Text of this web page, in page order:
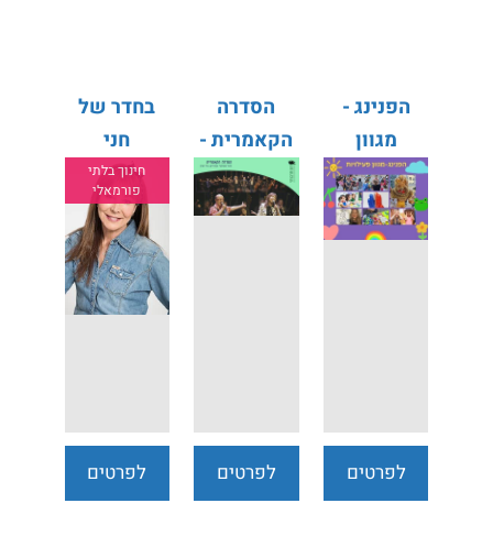
הפנינג -
מגוון
פעילויות
לפרטים
הסדרה
הקאמרית -
מופעי ילדים
לפרטים
בחדר של
חני
חינוך בלתי
פורמאלי
לפרטים